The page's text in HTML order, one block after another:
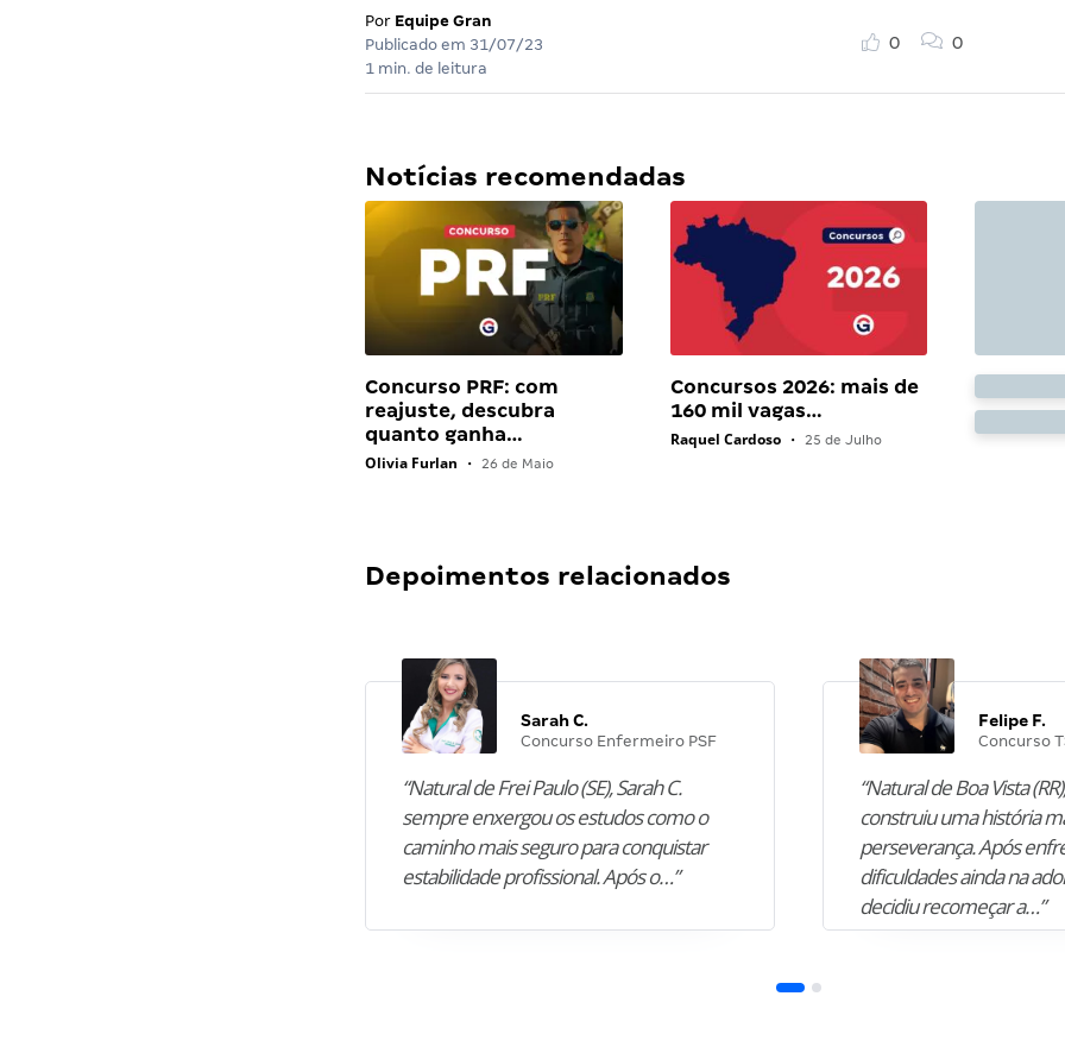
Por Equipe Gran
Publicado em 31/07/23
1 min. de leitura
0 0
Notícias recomendadas
Concurso PRF: com
reajuste, descubra
quanto ganha…
Olivia Furlan • 26 de Maio
Concursos 2026: mais de
160 mil vagas…
Raquel Cardoso • 25 de Julho
Depoimentos relacionados
Sarah C.
Concurso Enfermeiro PSF
“Natural de Frei Paulo (SE), Sarah C.
sempre enxergou os estudos como o
caminho mais seguro para conquistar
estabilidade profissional. Após o…”
Felipe F.
Concurso
“Natural de Boa Vista
construiu uma história
perseverança. Após
dificuldades ainda na
decidiu recomeçar a…”